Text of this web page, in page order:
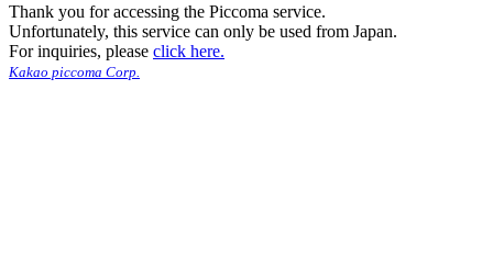
Thank you for accessing the Piccoma service.
Unfortunately, this service can only be used from Japan.
For inquiries, please click here.
Kakao piccoma Corp.